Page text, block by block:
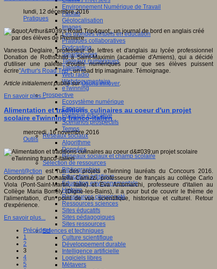
Environnement Numérique de Travail
Fablab
Géolocalisation
Images
Les mondes virtuels en éducation
Pratiques collaboratives
Podcasting
Smartphones
Tableaux numériques
Tablettes
Web radio
Webdocumentaire
eTwinning
Prospective
Ecosystème numérique
Espaces
Politique éducative
Scénarios prospectifs
Temps
Réseaux sociaux
Algorithme
Données
Réseaux sociaux et champ scolaire
Sélection de ressources
Bibliographies
Education artistique
Education environnementale
Histoire
Ressources citoyenneté
Ressources sciences
Sites éducatifs
Sites pédagogiques
Sites ressources
Sciences et techniques
Culture scientifique
Développement durable
Intelligence artificielle
Logiciels libres
Métavers
lundi, 12 décembre 2016
Pratiques
Vanessa Deglaire, professeur de lettres et d'anglais au lycée professionnel
Donation de Rothschild à Saint-Maximin (académie d'Amiens), qui a décidé
d'utiliser une palette d'outils numériques pour que ses élèves puissent
écrire"Arthur's Road Trip", un road trip imaginaire. Témoignage.
Article initialement publié surOsons Innover.
En savoir plus...
Alimentation et traditions culinaires au coeur d'un projet
scolaire eTwinning franco-italien
mercredi, 16 novembre 2016
Outils
Aliment@ction est l'un des projets eTwinning lauréats du Concours 2016.
Coordonné par Donatella Camizzi, professeure de français au collège Carlo
Viola (Pont-Saint-Martin, Italie) et Eva Antomarchi, professeure d'italien au
Collège Maria Borrély (Digne-les-Bains), il a pour but de couvrir le thème de
l'alimentation, d'un point de vue scientifique, historique et culturel. Retour
d'expérience.
En savoir plus...
Précédent
1
2
3
4
5